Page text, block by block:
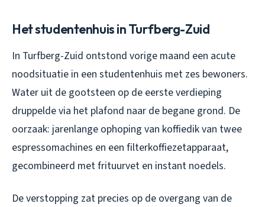
Het studentenhuis in Turfberg-Zuid
In Turfberg-Zuid ontstond vorige maand een acute
noodsituatie in een studentenhuis met zes bewoners.
Water uit de gootsteen op de eerste verdieping
druppelde via het plafond naar de begane grond. De
oorzaak: jarenlange ophoping van koffiedik van twee
espressomachines en een filterkoffiezetapparaat,
gecombineerd met frituurvet en instant noedels.
De verstopping zat precies op de overgang van de